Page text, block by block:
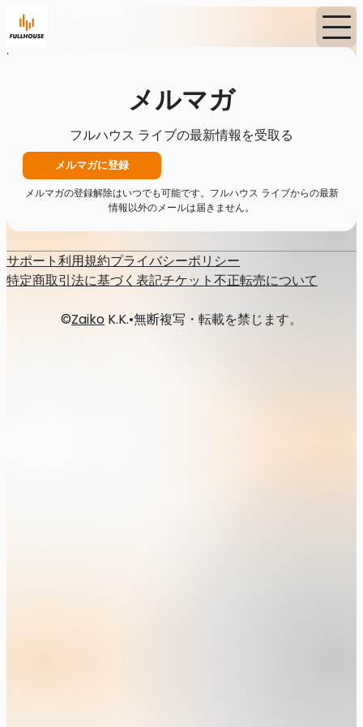
Home
メルマガ
フルハウス ライブの最新情報を受取る
メルマガに登録
メルマガの登録解除はいつでも可能です。フルハウス ライブからの最新
情報以外のメールは届きません。
サポート利用規約プライバシーポリシー
特定商取引法に基づく表記チケット不正転売について
©Zaiko K.K.•無断複写・転載を禁じます。